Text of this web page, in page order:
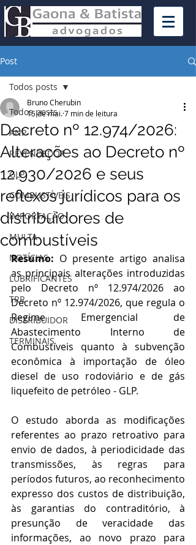
Post
Todos posts
ANP
REVENDEDOR
GLP
COMBUSTÍVEIS
IMPORTAÇÃO
MULTA
NOTÍCIAS
LUBRIFICANTES
TRR
DISTRIBUIDOR
TERMINAIS
Todos posts
Decreto nº 12.974/2026:
Alterações ao Decreto nº
12.930/2026 e seus
reflexos jurídicos para os
distribuidores de
combustíveis
Bruno Cherubin
15 de mai.7 min de leitura
Resumo: O presente artigo analisa
as principais alterações introduzidas
Decreto nº 12.974/2026, que regula o
Regime Emergencial de
Abastecimento Interno de
Combustíveis quanto à subvenção
econômica à importação de óleo
diesel de uso rodoviário e de gás
liquefeito de petróleo - GLP.
O estudo aborda as modificações
referentes ao prazo retroativo para
envio de dados, à periodicidade das
transmissões, às regras para
períodos futuros, ao reconhecimento
expresso dos custos de distribuição,
às garantias do contraditório, à
presunção de veracidade das
informações, ao novo prazo para